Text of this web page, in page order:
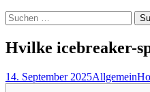
Suchen
nach:
Hvilke icebreaker-
14. September 2025Allgemein